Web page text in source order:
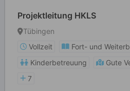
Projektleitung HKLS
Tübingen
Vollzeit
Fort- und
Kinderbetreuung
Gute
7